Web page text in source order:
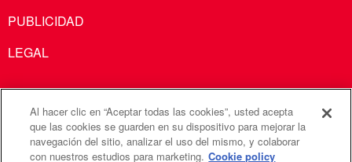
PUBLICIDAD
LEGAL
Comunicaciones Metodistas Unidas es una agencia de la
Iglesia Metodista Unida
Al hacer clic en “Aceptar todas las cookies”, usted acepta
que las cookies se guarden en su dispositivo para mejorar la
navegación del sitio, analizar el uso del mismo, y colaborar
con nuestros estudios para marketing. Cookie policy